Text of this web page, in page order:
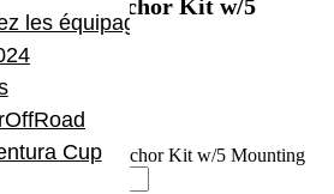
Line Anchor Kit w/5
Brake Line Anchor Kit w/5 Mounting
les équipages
Cup